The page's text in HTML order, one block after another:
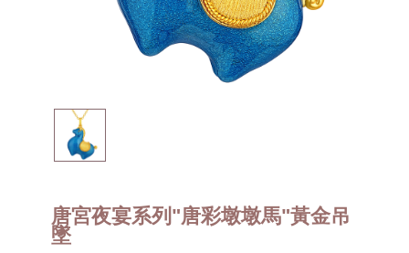
唐宮夜宴系列"唐彩墩墩馬"黃金吊
墜